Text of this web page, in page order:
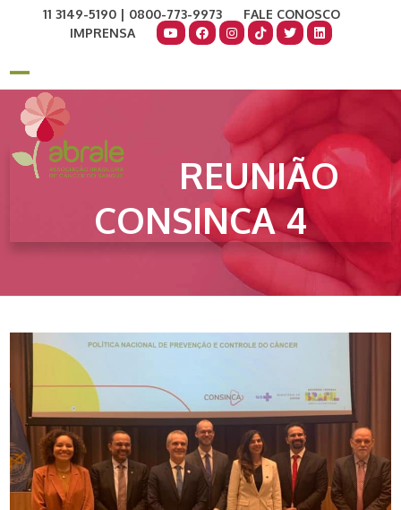
11 3149-5190 | 0800-773-9973
FALE CONOSCO
IMPRENSA
Open
mobile
menu
Close
mobile
menu
REUNIÃO
CONSINCA 4